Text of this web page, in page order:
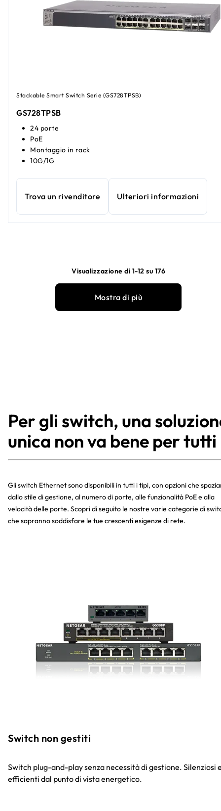
Stackable Smart Switch Serie (GS728TPSB)
GS728TPSB
24 porte
PoE
Montaggio in rack
10G/1G
Trova un rivenditore Ulteriori informazioni
Visualizzazione di 1-12 su 176
Mostra di più
Per gli switch, una
unica non va bene per tutti
Gli switch Ethernet sono disponibili in tutti i tipi, con opzioni che
dallo stile di gestione, al numero di porte, alle funzionalità PoE e alla
velocità delle porte. Scopri di seguito le nostre varie categorie di
che sapranno soddisfare le tue crescenti esigenze di rete.
Switch non gestiti
Switch plug-and-play senza necessità di gestione. Silenziosi
efficienti dal punto di vista energetico.